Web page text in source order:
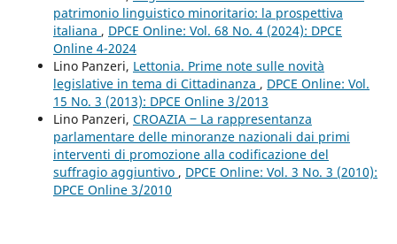
patrimonio linguistico minoritario: la prospettiva
italiana , DPCE Online: Vol. 68 No. 4 (2024): DPCE
Online 4-2024
Lino Panzeri, Lettonia. Prime note sulle novità
legislative in tema di Cittadinanza , DPCE Online: Vol.
15 No. 3 (2013): DPCE Online 3/2013
Lino Panzeri, CROAZIA ‒ La rappresentanza
parlamentare delle minoranze nazionali dai primi
interventi di promozione alla codificazione del
suffragio aggiuntivo , DPCE Online: Vol. 3 No. 3 (2010):
DPCE Online 3/2010